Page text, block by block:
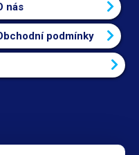
nás
podmínky